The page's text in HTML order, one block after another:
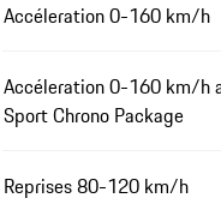
Accéleration 0-160 km/h
Accéleration 0-160 km/h
Sport Chrono Package
Reprises 80-120 km/h